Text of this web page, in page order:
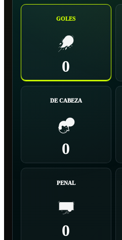
GOLES
0
DE CABEZA
0
PENAL
0